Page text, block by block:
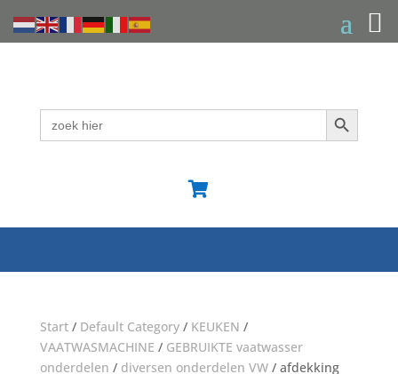
Zoek
naar:
Zoekknop

Start/ Default Category/ KEUKEN /
VAATWASMACHINE / GEBRUIKTE vaatwasser
onderdelen / diversen onderdelen VW/ afdekking